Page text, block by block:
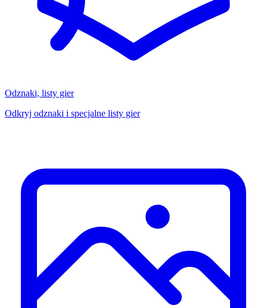
Odznaki, listy gier
Odkryj odznaki i specjalne listy gier